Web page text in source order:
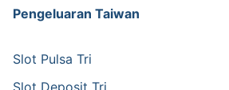
Pengeluaran Taiwan
Slot Pulsa Tri
Slot Deposit Tri